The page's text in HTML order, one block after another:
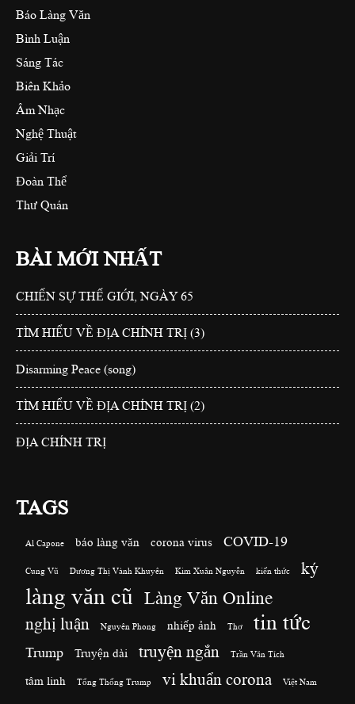
Báo Làng Văn
Bình Luận
Sáng Tác
Biên Khảo
Âm Nhạc
Nghệ Thuật
Giải Trí
Đoàn Thể
Thư Quán
BÀI MỚI NHẤT
CHIẾN SỰ THẾ GIỚI, NGÀY 65
TÌM HIỂU VỀ ĐỊA CHÍNH TRỊ (3)
Disarming Peace (song)
TÌM HIỂU VỀ ĐỊA CHÍNH TRỊ (2)
ĐỊA CHÍNH TRỊ
TAGS
Al Capone báo làng văn corona virus COVID-19
Cung Vũ Dương Thị Vành Khuyên Kim Xuân Nguyễn kiến thức ký
làng văn cũ Làng Văn Online
nghị luận Nguyên Phong nhiếp ảnh Thơ tin tức
Trump Truyện dài truyện ngắn Trần Văn Tích
tâm linh Tổng Thống Trump vi khuẩn corona Việt Nam